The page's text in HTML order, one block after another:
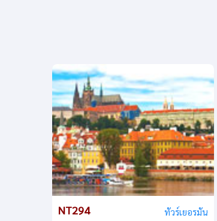
NT294 ทัวร์เยอรมัน